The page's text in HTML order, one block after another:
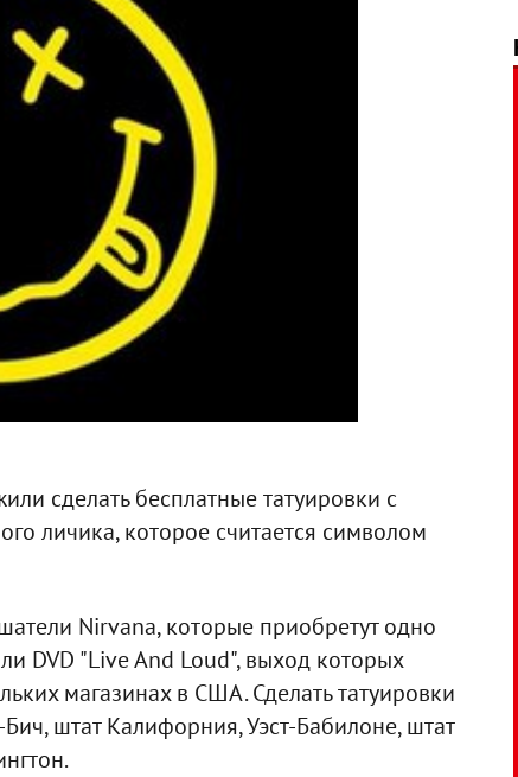
сделать бесплатные татуировки с
личика, которое считается символом
Nirvana, которые приобретут одно
DVD "Live And Loud", выход которых
магазинах в США. Сделать татуировки
штат Калифорния, Уэст-Бабилоне, штат